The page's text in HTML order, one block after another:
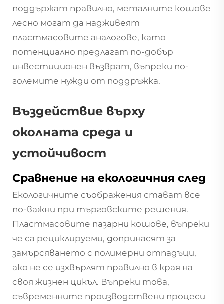
поддържат правилно, металните кошове
лесно могат да надживеят
пластмасовите аналогове, като
потенциално предлагат по-добър
инвестиционен възврат, въпреки по-
големите нужди от поддръжка.
Въздействие върху
околната среда и
устойчивост
Сравнение на екологичния след
Екологичните съображения стават все
по-важни при търговските решения.
Пластмасовите пазарни кошове, въпреки
че са рециклируеми, допринасят за
замърсяването с полимерни отпадъци,
ако не се изхвърлят правилно в края на
своя жизнен цикъл. Въпреки това,
съвременните производствени процеси